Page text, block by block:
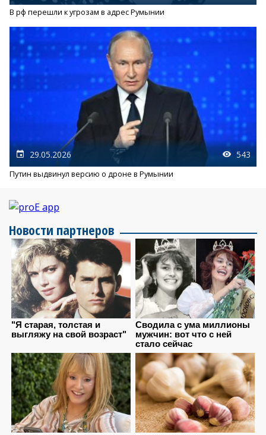
В рф перешли к угрозам в адрес Румынии
29.05.2026 543
Путин выдвинул версию о дроне в Румынии
Новости партнеров